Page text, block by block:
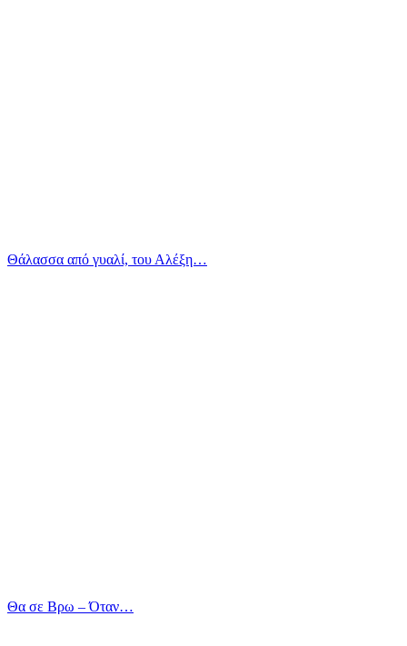
Θάλασσα από γυαλί, του Αλέξη…
Θα σε Βρω – Όταν…